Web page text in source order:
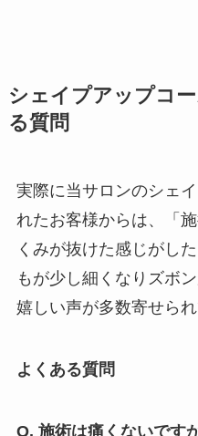
シェイプアップコ
る質問
実際に当サロンのシェ
れたお客様からは、「
くみが抜けた感じがし
もが少し細くなりズボ
嬉しい声が多数寄せられ
よくある質問
Q. 施術は痛くないです